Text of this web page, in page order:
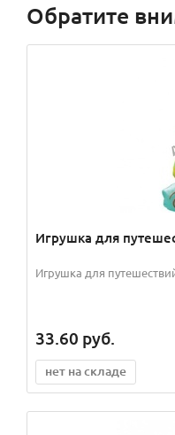
Обратите
Игрушка для
Игрушка для
33.60 руб.
нет на складе